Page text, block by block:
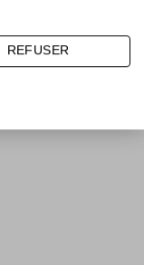
REFUSER